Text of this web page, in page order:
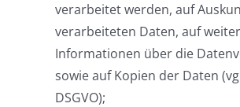
verarbeitet werden, auf
verarbeiteten Daten, auf
Informationen über die
sowie auf Kopien der Daten
DSGVO);